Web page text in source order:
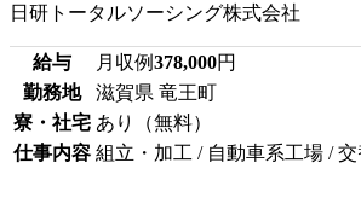
日研トータルソーシング株式会社
給与 月収例378,000円
勤務地
滋賀県 竜王町
寮・社宅 あり（無料）
仕事内容 組立・加工 / 自動車系工場 / 交